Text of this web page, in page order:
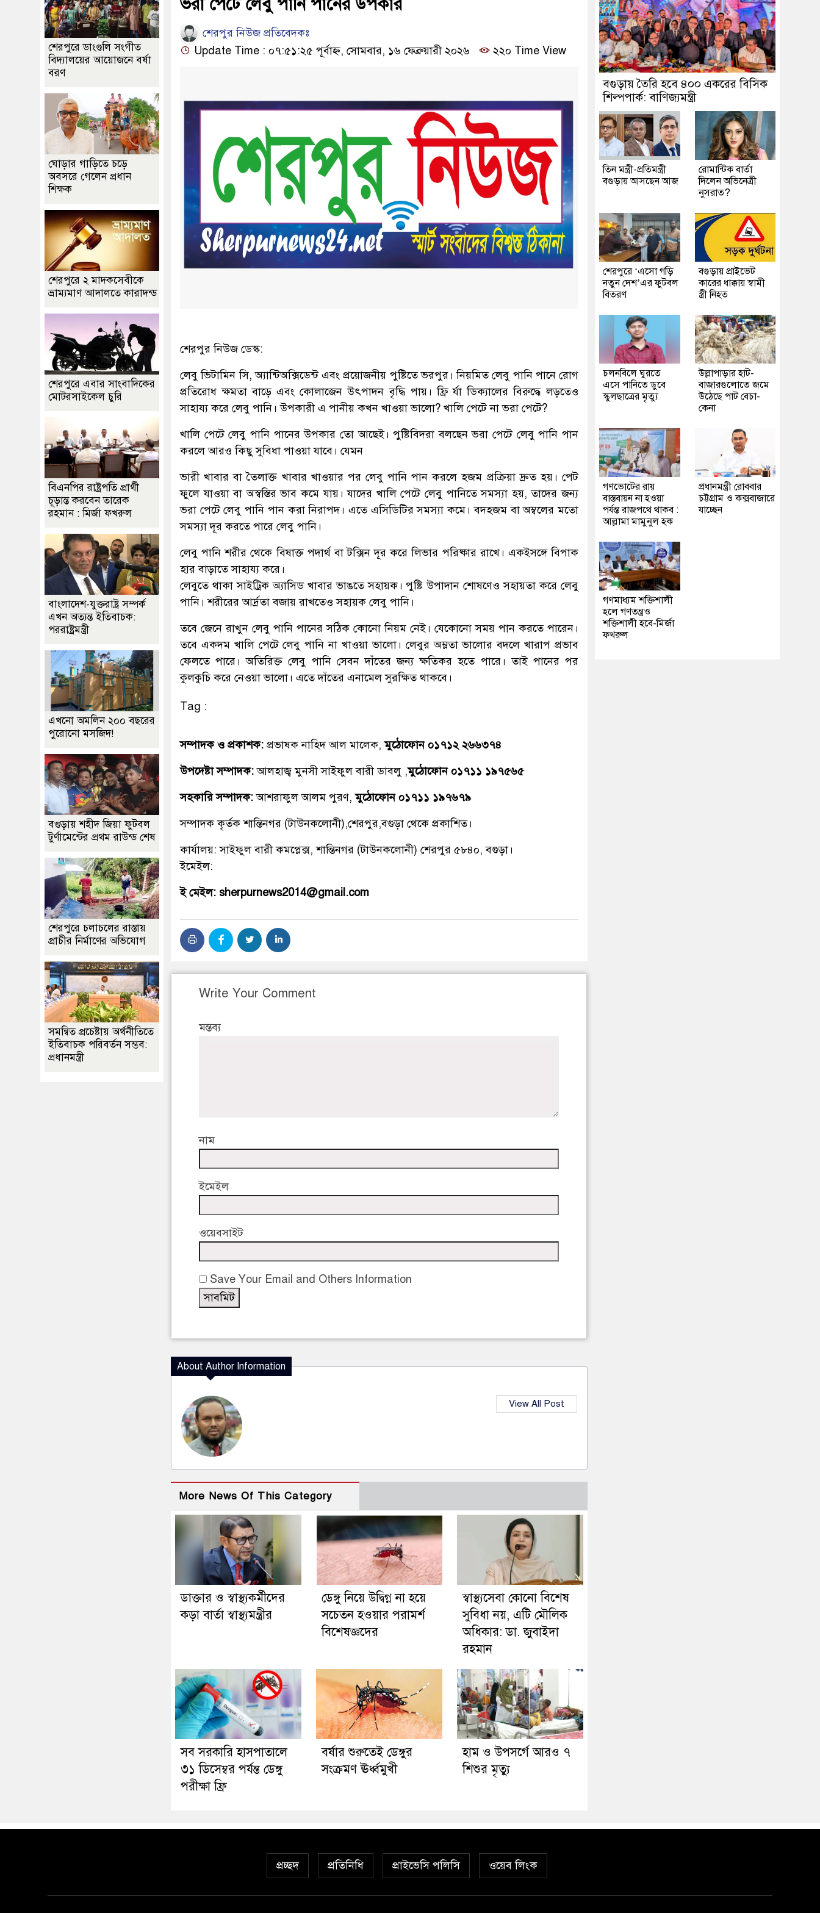
শেরপুর নিউজ প্রতিবেদকঃ
Update Time : ০৭:৫১:২৫ পূর্বাহ্ন, সোমবার, ১৬ ফেব্রুয়ারী ২০২৬
২২০ Time View
শেরপুর নিউজ ডেস্ক:
লেবু ভিটামিন সি, অ্যান্টিঅক্সিডেন্ট এবং প্রয়োজনীয় পুষ্টিতে ভরপুর। নিয়মিত লেবু পানি পানে রোগ
প্রতিরোধ ক্ষমতা বাড়ে এবং কোলাজেন উৎপাদন বৃদ্ধি পায়। ফ্রি র্যা ডিক্যালের বিরুদ্ধে লড়তেও
সাহায্য করে লেবু পানি। উপকারী এ পানীয় কখন খাওয়া ভালো? খালি পেটে না ভরা পেটে?
খালি পেটে লেবু পানি পানের উপকার তো আছেই। পুষ্টিবিদরা বলছেন ভরা পেটে লেবু পানি পান
করলে আরও কিছু সুবিধা পাওয়া যাবে। যেমন
ভারী খাবার বা তৈলাক্ত খাবার খাওয়ার পর লেবু পানি পান করলে হজম প্রক্রিয়া দ্রুত হয়। পেট
ফুলে যাওয়া বা অস্বস্তির ভাব কমে যায়। যাদের খালি পেটে লেবু পানিতে সমস্যা হয়, তাদের জন্য
ভরা পেটে লেবু পানি পান করা নিরাপদ। এতে এসিডিটির সমস্যা কমে। বদহজম বা অম্বলের মতো
সমস্যা দূর করতে পারে লেবু পানি।
লেবু পানি শরীর থেকে বিষাক্ত পদার্থ বা টক্সিন দূর করে লিভার পরিষ্কার রাখে। একইসঙ্গে বিপাক
হার বাড়াতে সাহায্য করে।
লেবুতে থাকা সাইট্রিক অ্যাসিড খাবার ভাঙতে সহায়ক। পুষ্টি উপাদান শোষণেও সহায়তা করে লেবু
পানি। শরীরের আর্দ্রতা বজায় রাখতেও সহায়ক লেবু পানি।
তবে জেনে রাখুন লেবু পানি পানের সঠিক কোনো নিয়ম নেই। যেকোনো সময় পান করতে পারেন।
তবে একদম খালি পেটে লেবু পানি না খাওয়া ভালো। লেবুর অম্লতা ভালোর বদলে খারাপ প্রভাব
ফেলতে পারে। অতিরিক্ত লেবু পানি সেবন দাঁতের জন্য ক্ষতিকর হতে পারে। তাই পানের পর
কুলকুচি করে নেওয়া ভালো। এতে দাঁতের এনামেল সুরক্ষিত থাকবে।
Tag :
সম্পাদক ও প্রকাশক: প্রভাষক নাহিদ আল মালেক,মুঠোফোন ০১৭১২ ২৬৬৩৭৪
উপদেষ্টা সম্পাদক:আলহাজ্ব মুনসী সাইফুল বারী ডাবলু ,মুঠোফোন ০১৭১১ ১৯৭৫৬৫
সহকারি সম্পাদক:আশরাফুল আলম পুরণ,মুঠোফোন ০১৭১১ ১৯৭৬৭৯
সম্পাদক কৃর্তক শান্তিনগর (টাউনকলোনী),শেরপুর,বগুড়া থেকে প্রকাশিত।
কার্যালয়: সাইফুল বারী কমপ্লেক্স, শান্তিনগর (টাউনকলোনী) শেরপুর ৫৮৪০, বগুড়া।
ইমেইল:
ই মেইল: sherpurnews2014@gmail.com
Write Your Comment
মন্তব্য
নাম
ইমেইল
ওয়েবসাইট
Save Your Email and Others Information
About Author Information
View All Post
More News Of This Category
ডাক্তার ও স্বাস্থ্যকর্মীদের
কড়া বার্তা স্বাস্থ্যমন্ত্রীর
ডেঙ্গু নিয়ে উদ্বিগ্ন না হয়ে
সচেতন হওয়ার পরামর্শ
বিশেষজ্ঞদের
স্বাস্থ্যসেবা কোনো বিশেষ
সুবিধা নয়, এটি মৌলিক
অধিকার: ডা. জুবাইদা
রহমান
সব সরকারি হাসপাতালে
৩১ ডিসেম্বর পর্যন্ত ডেঙ্গু
পরীক্ষা ফ্রি
বর্ষার শুরুতেই ডেঙ্গুর
সংক্রমণ ঊর্ধ্বমুখী
হাম ও উপসর্গে আরও ৭
শিশুর মৃত্যু
শেরপুরে ডাংগুলি সংগীত
বিদ্যালয়ের আয়োজনে বর্ষা
বরণ
ঘোড়ার গাড়িতে চড়ে
অবসরে গেলেন প্রধান
শিক্ষক
শেরপুরে ২ মাদকসেবীকে
ভ্রাম্যমাণ আদালতে কারাদন্ড
শেরপুরে এবার সাংবাদিকের
মোটরসাইকেল চুরি
বিএনপির রাষ্ট্রপতি প্রার্থী
চূড়ান্ত করবেন তারেক
রহমান : মির্জা ফখরুল
বাংলাদেশ-যুক্তরাষ্ট্র সম্পর্ক
এখন অত্যন্ত ইতিবাচক:
পররাষ্ট্রমন্ত্রী
এখনো অমলিন ২০০ বছরের
পুরোনো মসজিদ!
বগুড়ায় শহীদ জিয়া ফুটবল
টুর্ণামেন্টের প্রথম রাউন্ড শেষ
শেরপুরে চলাচলের রাস্তায়
প্রাচীর নির্মাণের অভিযোগ
সমন্বিত প্রচেষ্টায় অর্থনীতিতে
ইতিবাচক পরিবর্তন সম্ভব:
প্রধানমন্ত্রী
বগুড়ায় তৈরি হবে ৪০০ একরের বিসিক
শিল্পপার্ক: বাণিজ্যমন্ত্রী
তিন মন্ত্রী-প্রতিমন্ত্রী
বগুড়ায় আসছেন আজ
রোমান্টিক বার্তা
দিলেন অভিনেত্রী
নুসরাত?
শেরপুরে ‘এসো গড়ি
নতুন দেশ’এর ফুটবল
বিতরণ
বগুড়ায় প্রাইভেট
কারের ধাক্কায় স্বামী
স্ত্রী নিহত
চলনবিলে ঘুরতে
এসে পানিতে ডুবে
স্কুলছাত্রের মৃত্যু
উল্লাপাড়ার হাট-
বাজারগুলোতে জমে
উঠেছে পাট বেচা-
কেনা
গণভোটের রায়
বাস্তবায়ন না হওয়া
পর্যন্ত রাজপথে থাকব :
আল্লামা মামুনুল হক
প্রধানমন্ত্রী রোববার
চট্টগ্রাম ও কক্সবাজারে
যাচ্ছেন
গণমাধ্যম শক্তিশালী
হলে গণতন্ত্রও
শক্তিশালী হবে-মির্জা
ফখরুল
প্রচ্ছদ প্রতিনিধি প্রাইভেসি পলিসি ওয়েব লিংক